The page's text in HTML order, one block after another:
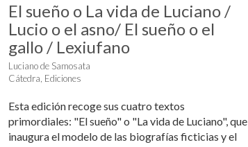
El sueño o La vida de Luciano /
Lucio o el asno/ El sueño o el
gallo / Lexiufano
Luciano de Samosata
Cátedra, Ediciones
Esta edición recoge sus cuatro textos
primordiales: "El sueño" o "La vida de Luciano", que
inaugura el modelo de las biografías ficticias y el